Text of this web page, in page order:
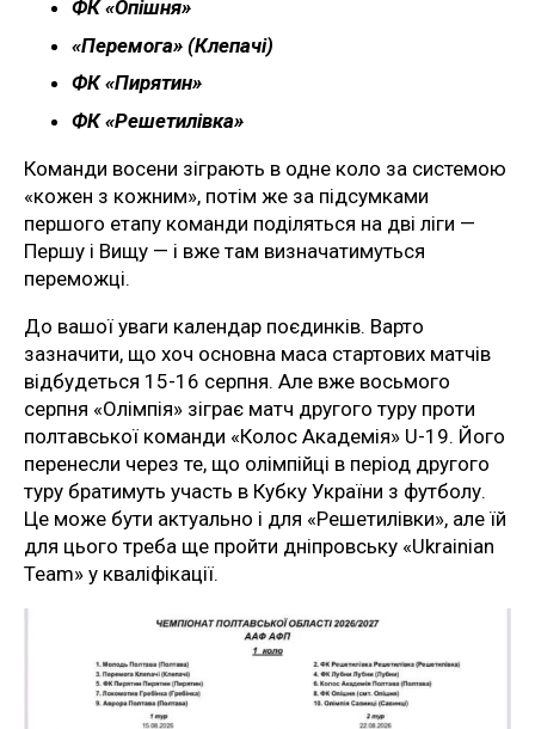
ФК «Опішня»
«Перемога» (Клепачі)
ФК «Пирятин»
ФК «Решетилівка»
Команди восени зіграють в одне коло за системою
«кожен з кожним», потім же за підсумками
першого етапу команди поділяться на дві ліги —
Першу і Вищу — і вже там визначатимуться
переможці.
До вашої уваги календар поєдинків. Варто
зазначити, що хоч основна маса стартових матчів
відбудеться 15-16 серпня. Але вже восьмого
серпня «Олімпія» зіграє матч другого туру проти
полтавської команди «Колос Академія» U-19. Його
перенесли через те, що олімпійці в період другого
туру братимуть участь в Кубку України з футболу.
Це може бути актуально і для «Решетилівки», але їй
для цього треба ще пройти дніпровську «Ukrainian
Team» у кваліфікації.